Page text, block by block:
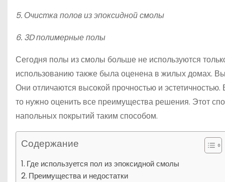
5. Очистка полов из эпоксидной смолы
6. 3D полимерные полы
Сегодня полы из смолы больше не используются
использованию также была оценена в жилых домах.
Они отличаются высокой прочностью и
то нужно оценить все преимущества решения. Этот
напольных покрытий таким способом.
Содержание
Где используется пол из эпоксидной смолы
Преимущества и недостатки